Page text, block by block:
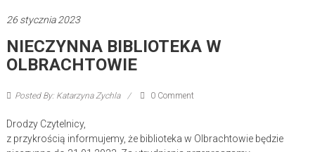
mieszczący
się
w
Powiecie
Żarskim.
26 stycznia 2023
NIECZYNNA BIBLIOTEKA W
OLBRACHTOWIE
Posted By: Katarzyna Zychla 0 Comment
Drodzy Czytelnicy,
z przykrością informujemy, że biblioteka w Olbrachtowie będzie